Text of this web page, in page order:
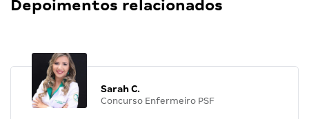
Depoimentos relacionados
Sarah C.
Concurso Enfermeiro PSF